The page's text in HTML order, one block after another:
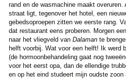
rand en de wasmachine maakt overuren.
straat ligt, tegenover het hotel, een
gebedsoproepen zitten we eerste rang.
dat restaurant eens proberen. Morgen
naar het vliegveld van Dalamante
helft voorbij. Wat voor een helft! Ik werd
(de hormoonbehandeling gaat nog
voor het eerst opa, dan de ellendige
en op het eind studeert mijn oudste zoon